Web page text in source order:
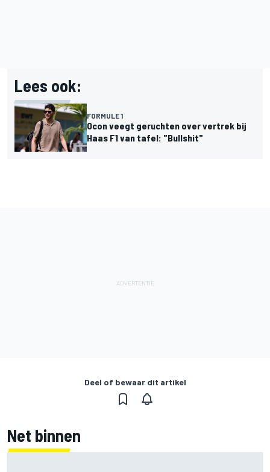
Lees ook:
FORMULE 1
Ocon veegt geruchten over vertrek bij
Haas F1 van tafel: "Bullshit"
Deel of bewaar dit artikel
Net binnen